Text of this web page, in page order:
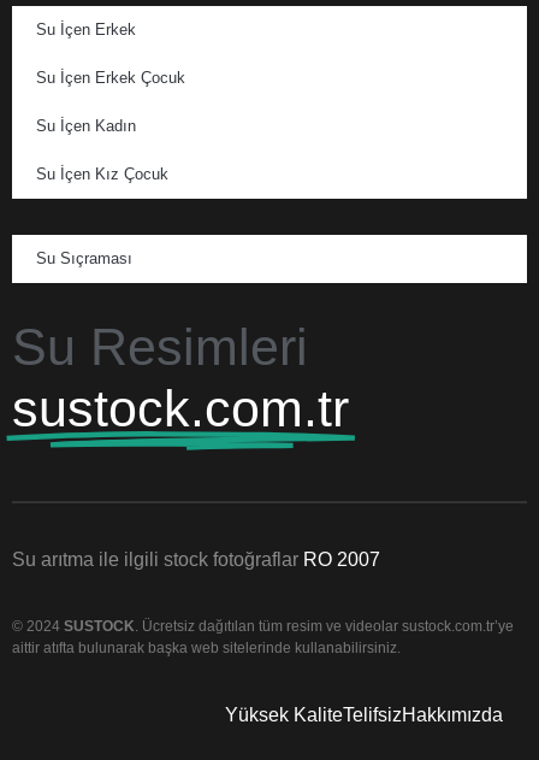
Su İçen Erkek
Su İçen Erkek Çocuk
Su İçen Kadın
Su İçen Kız Çocuk
Su Sıçraması
Su Resimleri
sustock.com.tr
Su arıtma ile ilgili stock fotoğraflar RO 2007
© 2024 SUSTOCK. Ücretsiz dağıtılan tüm resim ve videolar sustock.com.tr’ye
aittir atıfta bulunarak başka web sitelerinde kullanabilirsiniz.
Yüksek KaliteTelifsizHakkımızda